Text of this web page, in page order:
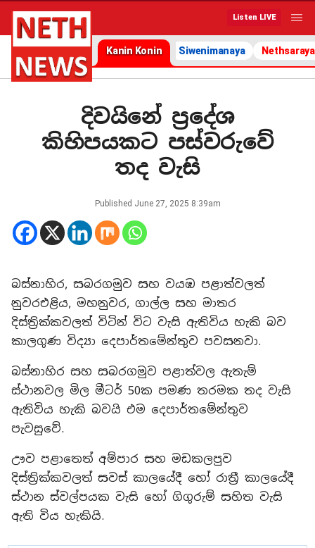
Listen LIVE
Kanin Konin Siwenimanaya Nethsaraya
දිවයිනේ ප්‍රදේශ
කිහිපයකට පස්වරුවේ
තද වැසි
Published June 27, 2025 8:39am
බස්නාහිර, සබරගමුව සහ වයඹ පළාත්වලත්
නුවරඑළිය, මහනුවර, ගාල්ල සහ මාතර
දිස්ත්‍රික්කවලත් විටින් විට වැසි ඇතිවිය හැකි බව
කාලගුණ විද්‍යා දෙපාර්තමේන්තුව පවසනවා.
බස්නාහිර සහ සබරගමුව පළාත්වල ඇතැම්
ස්ථානවල මිල මීටර් 50ක පමණ තරමක තද වැසි
ඇතිවිය හැකි බවයි එම දෙපාර්තමේන්තුව
පැවසුවේ.
ඌව පළාතෙත් අම්පාර සහ මඩකලපුව
දිස්ත්‍රික්කවලත් සවස් කාලයේදී හෝ රාත්‍රී කාලයේදී
ස්ථාන ස්වල්පයක වැසි හෝ ගිගුරුම් සහිත වැසි
ඇති විය හැකියි.